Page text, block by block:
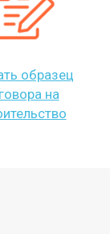
образец
на